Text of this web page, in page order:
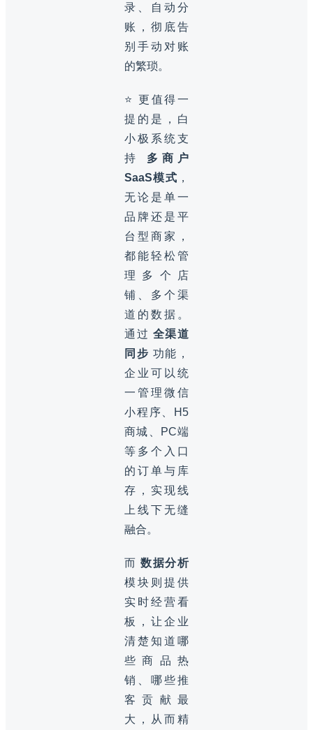
录、自动分
账，彻底告
别手动对账
的繁琐。
⭐ 更值得一
提的是，白
小极系统支
持 多商户
SaaS模式 ，
无论是单一
品牌还是平
台型商家，
都能轻松管
理多个店
铺、多个渠
道的数据。
通过 全渠道
同步 功能，
企业可以统
一管理微信
小程序、H5
商城、PC端
等多个入口
的订单与库
存，实现线
上线下无缝
融合。
而数据分析
模块则提供
实时经营看
板，让企业
清楚知道哪
些商品热
销、哪些推
客贡献最
大，从而精